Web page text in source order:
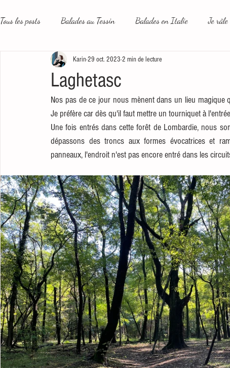
Tous les posts Balades au Tessin Balades en Italie Je râle
Le plus beau métier du monde Un peu plus loin
Laghetasc
Karin29 oct. 2023 2 min de lecture
Nos pas de ce jour nous mènent dans un lieu
Je préfère car dès qu'il faut mettre un tourniquet à
Une fois entrés dans cette forêt de Lombardie, nous
dépassons des troncs aux formes évocatrices et
panneaux, l'endroit n'est pas encore entré dans les